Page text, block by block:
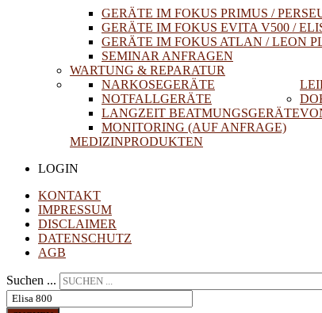
GERÄTE IM FOKUS PRIMUS /
GERÄTE IM FOKUS EVITA V500 /
GERÄTE IM FOKUS ATLAN / LEON
SEMINAR ANFRAGEN
WARTUNG & REPARATUR
NARKOSEGERÄTE
NOTFALLGERÄTE
LANGZEIT BEATMUNGSGERÄTE
MONITORING (AUF ANFRAGE)
MEDIZINPRODUKTEN
LOGIN
KONTAKT
IMPRESSUM
DISCLAIMER
DATENSCHUTZ
AGB
Suchen ...